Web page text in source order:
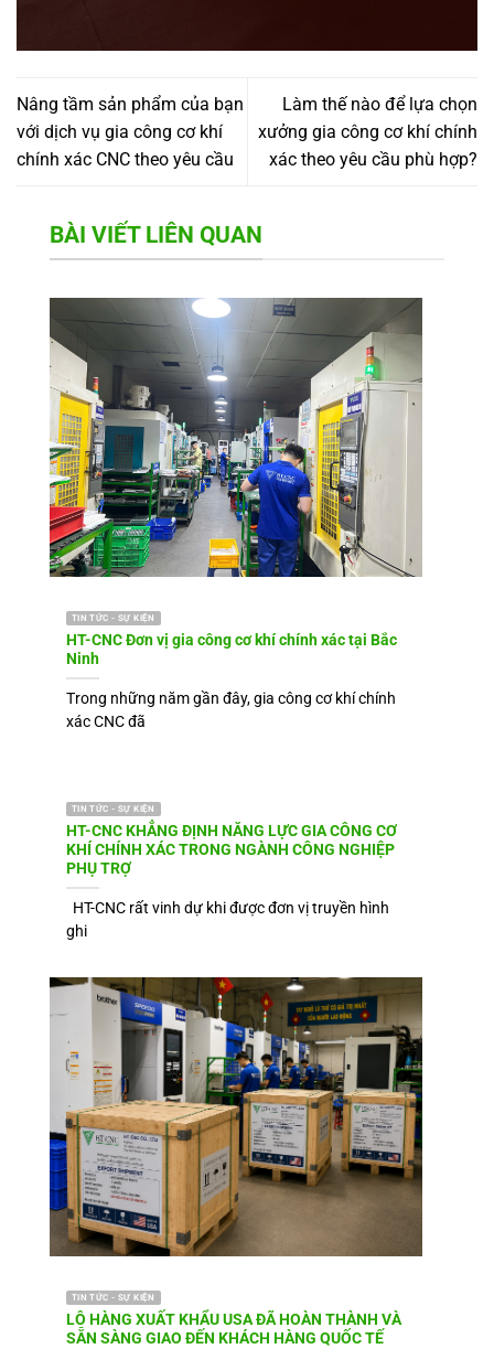
Nâng tầm sản phẩm của bạn
với dịch vụ gia công cơ khí
chính xác CNC theo yêu cầu
Làm thế nào để lựa chọn
xưởng gia công cơ khí chính
xác theo yêu cầu phù hợp?
BÀI VIẾT LIÊN QUAN
TIN TỨC - SỰ KIỆN
HT-CNC Đơn vị gia công cơ khí chính xác tại Bắc
Ninh
Trong những năm gần đây, gia công cơ khí chính
xác CNC đã
TIN TỨC - SỰ KIỆN
HT-CNC KHẲNG ĐỊNH NĂNG LỰC GIA CÔNG CƠ
KHÍ CHÍNH XÁC TRONG NGÀNH CÔNG NGHIỆP
PHỤ TRỢ
HT-CNC rất vinh dự khi được đơn vị truyền hình
ghi
TIN TỨC - SỰ KIỆN
LÔ HÀNG XUẤT KHẨU USA ĐÃ HOÀN THÀNH VÀ
SẴN SÀNG GIAO ĐẾN KHÁCH HÀNG QUỐC TẾ